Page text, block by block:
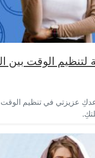
نصيحة لتنظيم الوقت بين
عزيزتي في تنظيم